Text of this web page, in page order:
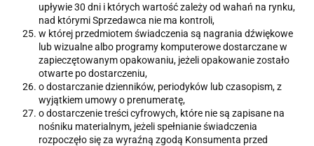
upływie 30 dni i których wartość zależy od wahań na rynku,
nad którymi Sprzedawca nie ma kontroli,
w której przedmiotem świadczenia są nagrania dźwiękowe
lub wizualne albo programy komputerowe dostarczane w
zapieczętowanym opakowaniu, jeżeli opakowanie zostało
otwarte po dostarczeniu,
o dostarczanie dzienników, periodyków lub czasopism, z
wyjątkiem umowy o prenumeratę,
o dostarczenie treści cyfrowych, które nie są zapisane na
nośniku materialnym, jeżeli spełnianie świadczenia
rozpoczęło się za wyraźną zgodą Konsumenta przed